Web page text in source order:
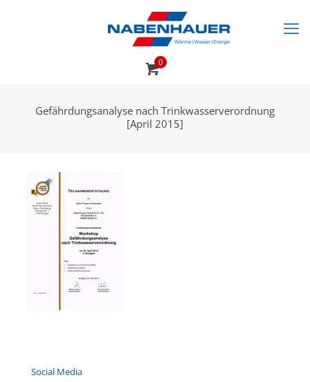
0
Gefährdungsanalyse nach Trinkwasserverordnung
[April 2015]
Social Media